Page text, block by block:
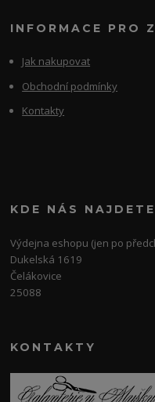
INFORMACE PRO
Jak nakupovat
Obchodní podmínky
Kontakty
KDE NÁS NAJDETE
Výdejna eshopu (jen po
Dukelská 1619
Čelákovice
25088
KONTAKTY